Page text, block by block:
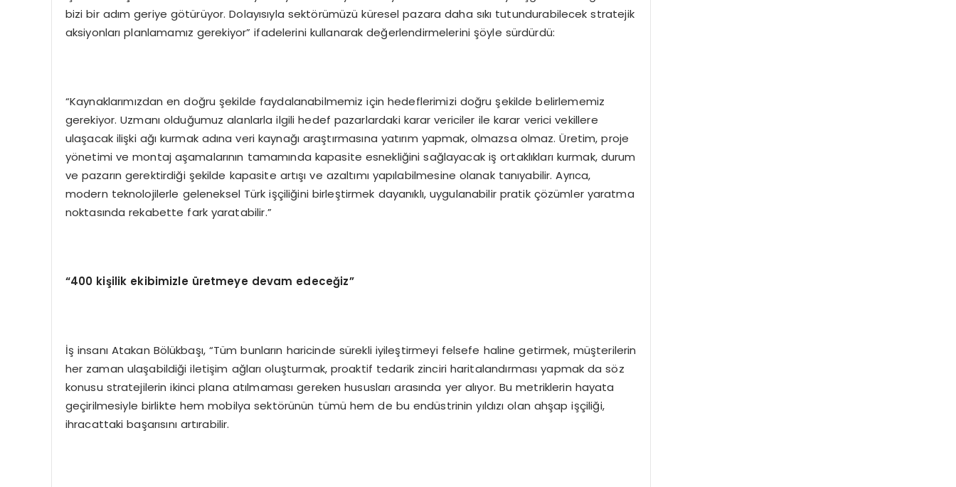
bizi bir adım geriye götürüyor. Dolayısıyla sektörümüzü küresel pazara daha sıkı tutundurabilecek stratejik
aksiyonları planlamamız gerekiyor” ifadelerini kullanarak değerlendirmelerini şöyle sürdürdü:
“Kaynaklarımızdan en doğru şekilde faydalanabilmemiz için hedeflerimizi doğru şekilde belirlememiz
gerekiyor. Uzmanı olduğumuz alanlarla ilgili hedef pazarlardaki karar vericiler ile karar verici vekillere
ulaşacak ilişki ağı kurmak adına veri kaynağı araştırmasına yatırım yapmak, olmazsa olmaz. Üretim, proje
yönetimi ve montaj aşamalarının tamamında kapasite esnekliğini sağlayacak iş ortaklıkları kurmak, durum
ve pazarın gerektirdiği şekilde kapasite artışı ve azaltımı yapılabilmesine olanak tanıyabilir. Ayrıca,
modern teknolojilerle geleneksel Türk işçiliğini birleştirmek dayanıklı, uygulanabilir pratik çözümler yaratma
noktasında rekabette fark yaratabilir.”
“400 kişilik ekibimizle üretmeye devam edeceğiz”
İş insanı Atakan Bölükbaşı, “Tüm bunların haricinde sürekli iyileştirmeyi felsefe haline getirmek, müşterilerin
her zaman ulaşabildiği iletişim ağları oluşturmak, proaktif tedarik zinciri haritalandırması yapmak da söz
konusu stratejilerin ikinci plana atılmaması gereken hususları arasında yer alıyor. Bu metriklerin hayata
geçirilmesiyle birlikte hem mobilya sektörünün tümü hem de bu endüstrinin yıldızı olan ahşap işçiliği,
ihracattaki başarısını artırabilir.